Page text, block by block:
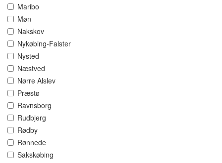
Maribo
Møn
Nakskov
Nykøbing-Falster
Nysted
Næstved
Nørre Alslev
Præstø
Ravnsborg
Rudbjerg
Rødby
Rønnede
Sakskøbing